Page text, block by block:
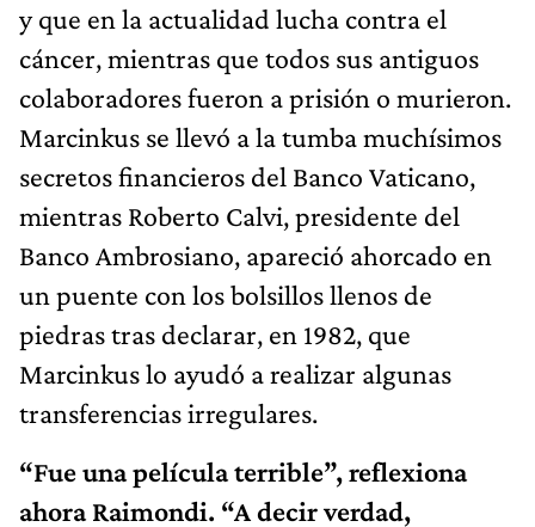
y que en la actualidad lucha contra el
cáncer, mientras que todos sus antiguos
colaboradores fueron a prisión o murieron.
Marcinkus se llevó a la tumba muchísimos
secretos financieros del Banco Vaticano,
mientras Roberto Calvi, presidente del
Banco Ambrosiano, apareció ahorcado en
un puente con los bolsillos llenos de
piedras tras declarar, en 1982, que
Marcinkus lo ayudó a realizar algunas
transferencias irregulares.
“Fue una película terrible”, reflexiona
ahora Raimondi. “A decir verdad,